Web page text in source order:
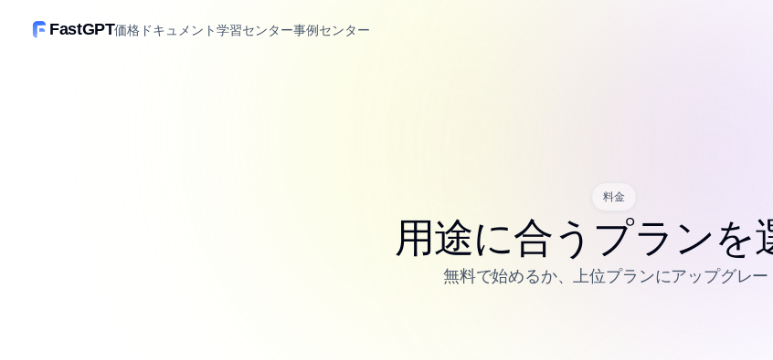
FastGPT価格 ドキュメント学習センター事例センター
料金
用途に合うプランを
無料で始めるか、上位プランにアップグレー